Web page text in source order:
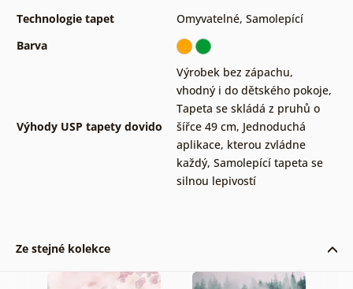
Technologie tapet
Omyvatelné, Samolepící
Barva
Výhody USP tapety dovido
Výrobek bez zápachu,
vhodný i do dětského pokoje,
Tapeta se skládá z pruhů o
šířce 49 cm, Jednoduchá
aplikace, kterou zvládne
každý, Samolepící tapeta se
silnou lepivostí
Ze stejné kolekce